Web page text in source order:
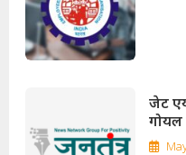
जेट
गोयल